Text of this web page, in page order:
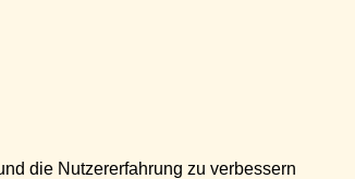
die Nutzererfahrung zu verbessern